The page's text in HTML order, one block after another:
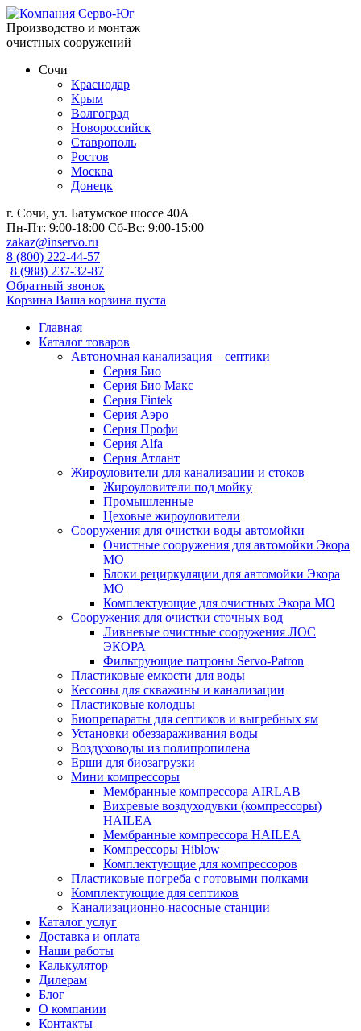
Производство и монтаж
очистных сооружений
Сочи
Краснодар
Крым
Волгоград
Новороссийск
Ставрополь
Ростов
Москва
Донецк
г. Сочи, ул. Батумское шоссе 40А
Пн-Пт: 9:00-18:00 Сб-Вс: 9:00-15:00
zakaz@inservo.ru
8 (800) 222-44-57
8 (988) 237-32-87
Обратный звонок
Корзина Ваша корзина пуста
Главная
Каталог товаров
Автономная канализация – септики
Серия Био
Серия Био Макс
Серия Fintek
Серия Аэро
Серия Профи
Серия Alfa
Серия Атлант
Жироуловители для канализации и стоков
Жироуловители под мойку
Промышленные
Цеховые жироуловители
Сооружения для очистки воды автомойки
Очистные сооружения для автомойки Экора
МО
Блоки рециркуляции для автомойки Экора
МО
Комплектующие для очистных Экора МО
Сооружения для очистки сточных вод
Ливневые очистные сооружения ЛОС
ЭКОРА
Фильтрующие патроны Servo-Patron
Пластиковые емкости для воды
Кессоны для скважины и канализации
Пластиковые колодцы
Биопрепараты для септиков и выгребных ям
Установки обеззараживания воды
Воздуховоды из полипропилена
Ерши для биозагрузки
Мини компрессоры
Мембранные компрессора AIRLAB
Вихревые воздуходувки (компрессоры)
HAILEA
Мембранные компрессора HAILEA
Компрессоры Hiblow
Комплектующие для компрессоров
Пластиковые погреба с готовыми полками
Комплектующие для септиков
Канализационно-насосные станции
Каталог услуг
Доставка и оплата
Наши работы
Калькулятор
Дилерам
Блог
О компании
Контакты